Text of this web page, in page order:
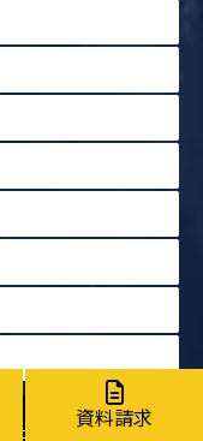
reserved.
資料請求